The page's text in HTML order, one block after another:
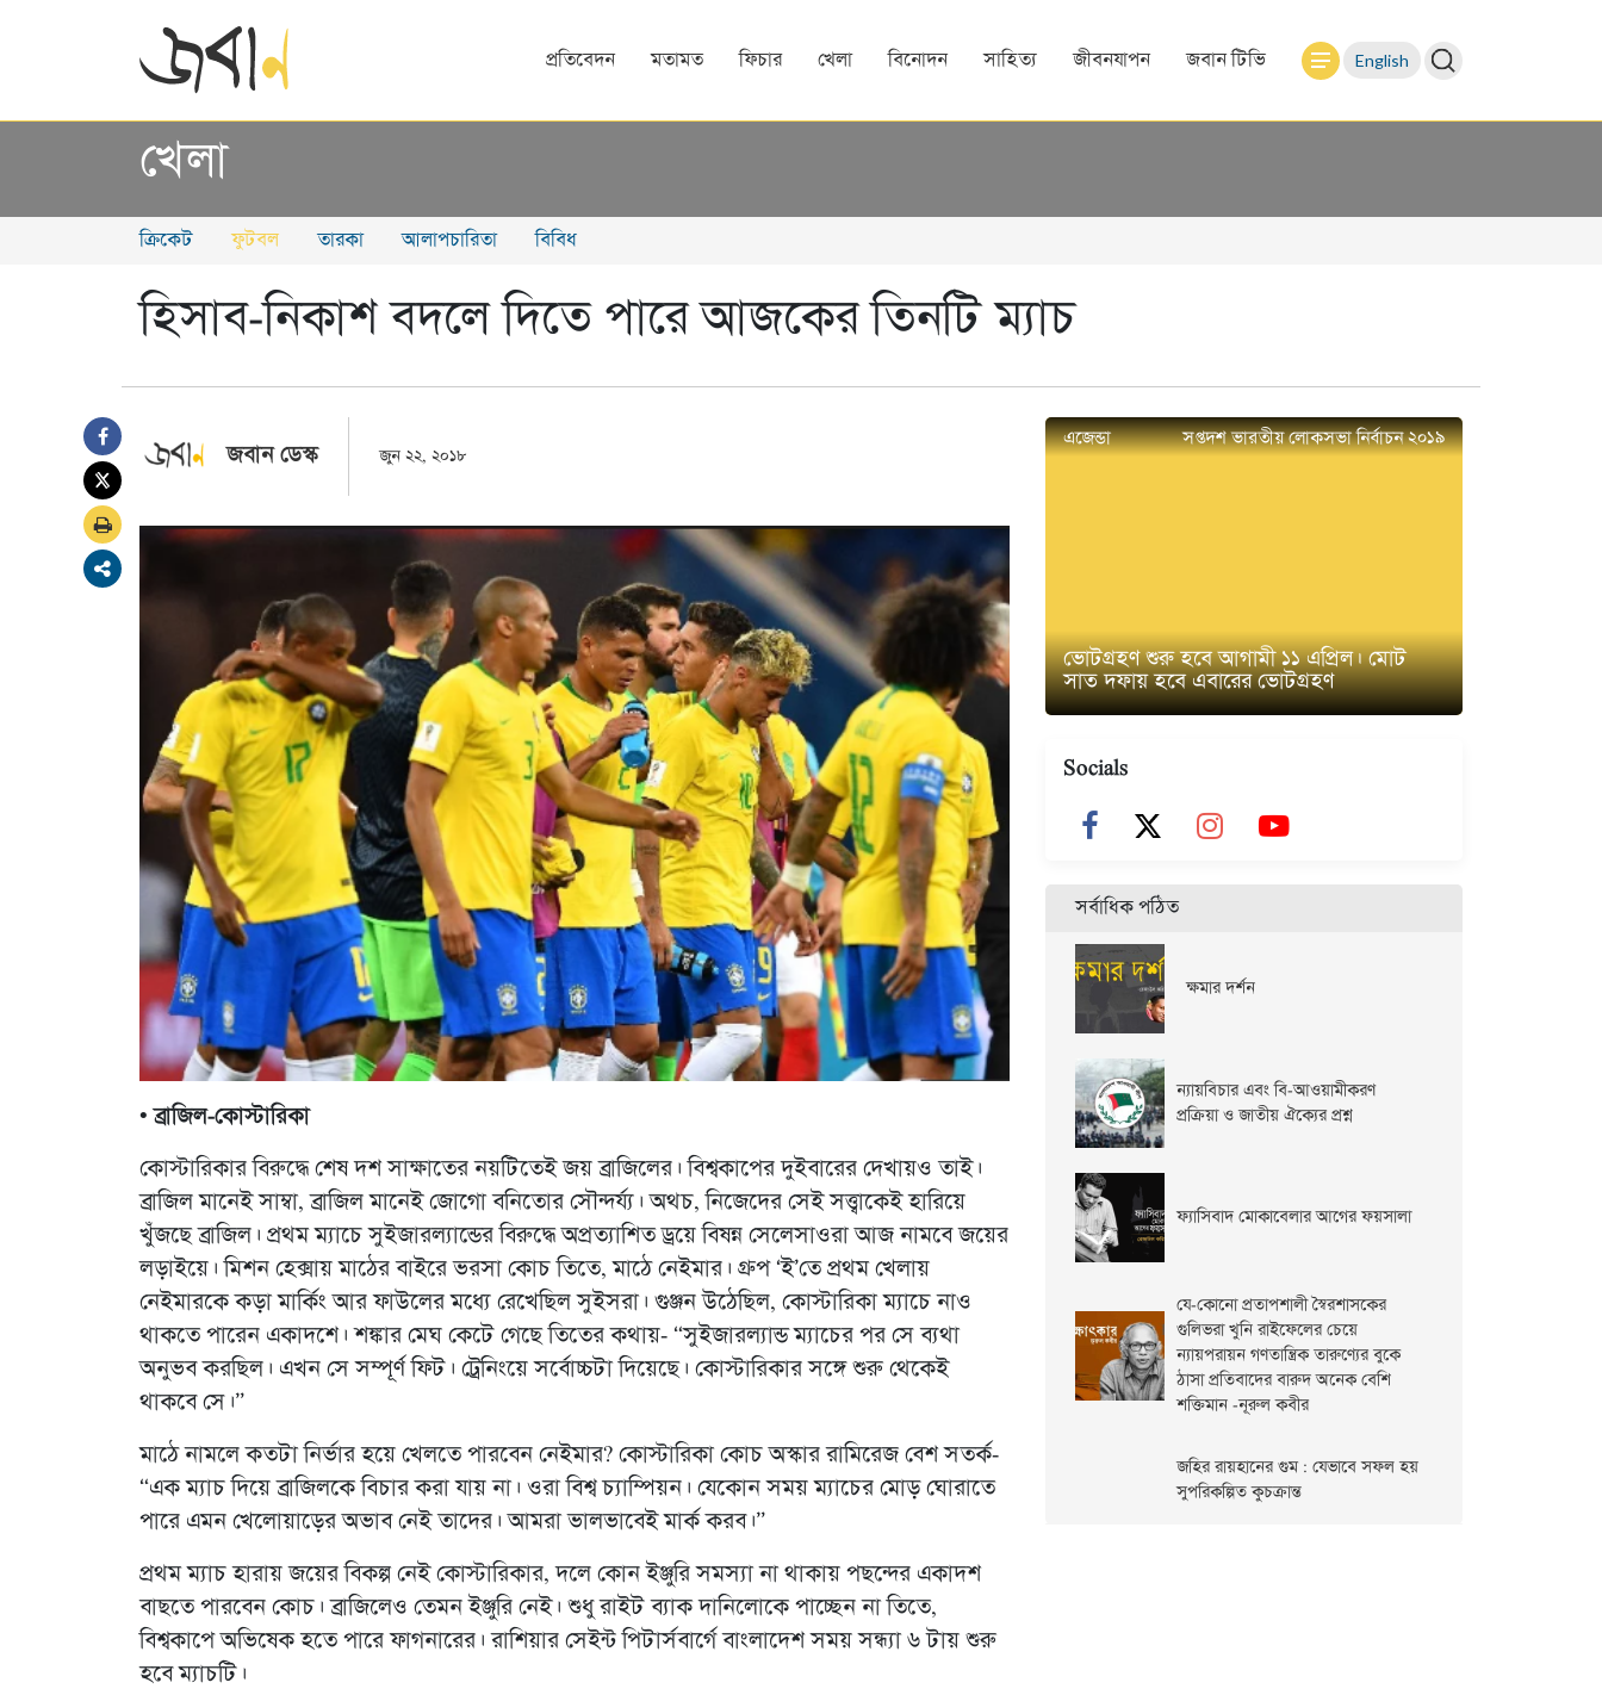
প্রতিবেদন মতামত ফিচার খেলা বিনোদন সাহিত্য জীবনযাপন জবান টিভি English
খেলা
ক্রিকেট ফুটবল তারকা আলাপচারিতা বিবিধ
হিসাব-নিকাশ বদলে দিতে পারে আজকের তিনটি ম্যাচ
জবান ডেস্ক জুন ২২, ২০১৮
• ব্রাজিল-কোস্টারিকা
কোস্টারিকার বিরুদ্ধে শেষ দশ সাক্ষাতের নয়টিতেই জয় ব্রাজিলের। বিশ্বকাপের দুইবারের দেখায়ও তাই।
ব্রাজিল মানেই সাম্বা, ব্রাজিল মানেই জোগো বনিতোর সৌন্দর্য্য। অথচ, নিজেদের সেই সত্ত্বাকেই হারিয়ে
খুঁজছে ব্রাজিল। প্রথম ম্যাচে সুইজারল্যান্ডের বিরুদ্ধে অপ্রত্যাশিত ড্রয়ে বিষন্ন সেলেসাওরা আজ নামবে জয়ের
লড়াইয়ে। মিশন হেক্সায় মাঠের বাইরে ভরসা কোচ তিতে, মাঠে নেইমার। গ্রুপ ‘ই’তে প্রথম খেলায়
নেইমারকে কড়া মার্কিং আর ফাউলের মধ্যে রেখেছিল সুইসরা। গুঞ্জন উঠেছিল, কোস্টারিকা ম্যাচে নাও
থাকতে পারেন একাদশে। শঙ্কার মেঘ কেটে গেছে তিতের কথায়- “সুইজারল্যান্ড ম্যাচের পর সে ব্যথা
অনুভব করছিল। এখন সে সম্পূর্ণ ফিট। ট্রেনিংয়ে সর্বোচ্চটা দিয়েছে। কোস্টারিকার সঙ্গে শুরু থেকেই
থাকবে সে।”
মাঠে নামলে কতটা নির্ভার হয়ে খেলতে পারবেন নেইমার? কোস্টারিকা কোচ অস্কার রামিরেজ বেশ সতর্ক-
“এক ম্যাচ দিয়ে ব্রাজিলকে বিচার করা যায় না। ওরা বিশ্ব চ্যাম্পিয়ন। যেকোন সময় ম্যাচের মোড় ঘোরাতে
পারে এমন খেলোয়াড়ের অভাব নেই তাদের। আমরা ভালভাবেই মার্ক করব।”
প্রথম ম্যাচ হারায় জয়ের বিকল্প নেই কোস্টারিকার, দলে কোন ইঞ্জুরি সমস্যা না থাকায় পছন্দের একাদশ
বাছতে পারবেন কোচ। ব্রাজিলেও তেমন ইঞ্জুরি নেই। শুধু রাইট ব্যাক দানিলোকে পাচ্ছেন না তিতে,
বিশ্বকাপে অভিষেক হতে পারে ফাগনারের। রাশিয়ার সেইন্ট পিটার্সবার্গে বাংলাদেশ সময় সন্ধ্যা ৬ টায় শুরু
হবে ম্যাচটি।
এজেন্ডা সপ্তদশ ভারতীয় লোকসভা নির্বাচন ২০১৯
ভোটগ্রহণ শুরু হবে আগামী ১১ এপ্রিল। মোট
সাত দফায় হবে এবারের ভোটগ্রহণ
Socials
সর্বাধিক পঠিত
ক্ষমার দর্শন
ন্যায়বিচার এবং বি-আওয়ামীকরণ
প্রক্রিয়া ও জাতীয় ঐক্যের প্রশ্ন
ফ্যাসিবাদ মোকাবেলার আগের ফয়সালা
যে-কোনো প্রতাপশালী স্বৈরশাসকের
গুলিভরা খুনি রাইফেলের চেয়ে
ন্যায়পরায়ন গণতান্ত্রিক তারুণ্যের বুকে
ঠাসা প্রতিবাদের বারুদ অনেক বেশি
শক্তিমান -নূরুল কবীর
জহির রায়হানের গুম : যেভাবে সফল হয়
সুপরিকল্পিত কুচক্রান্ত